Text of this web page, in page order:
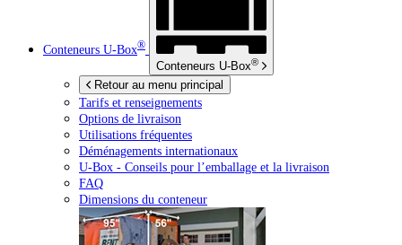
Conteneurs U-Box®
Conteneurs U-Box®
Retour au menu principal
Tarifs et renseignements
Options de livraison
Utilisations fréquentes
Déménagements internationaux
U-Box - Conseils pour l’emballage et la livraison
FAQ
Dimensions du conteneur